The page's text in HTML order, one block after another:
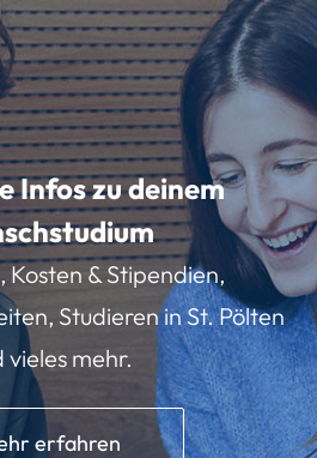
Infos zu deinem
Kosten & Stipendien,
Studieren in St. Pölten
vieles mehr.
erfahren